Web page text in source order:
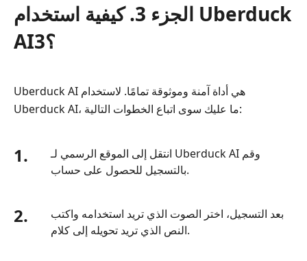
الجزء 3. كيفية استخدام Uberduck
AI؟3
Uberduck AI هي أداة آمنة وموثوقة تمامًا. لاستخدام
Uberduck AI، ما عليك سوى اتباع الخطوات التالية:
1.
انتقل إلى الموقع الرسمي لـ Uberduck AI وقم
بالتسجيل للحصول على حساب.
2.
بعد التسجيل، اختر الصوت الذي تريد استخدامه واكتب
النص الذي تريد تحويله إلى كلام.